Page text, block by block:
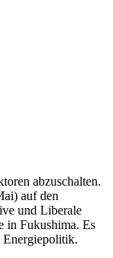
abzuschalten.
auf den
und Liberale
in Fukushima. Es
Energiepolitik.